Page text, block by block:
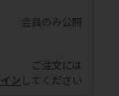
会員のみ公開
ご注文には
ン してください